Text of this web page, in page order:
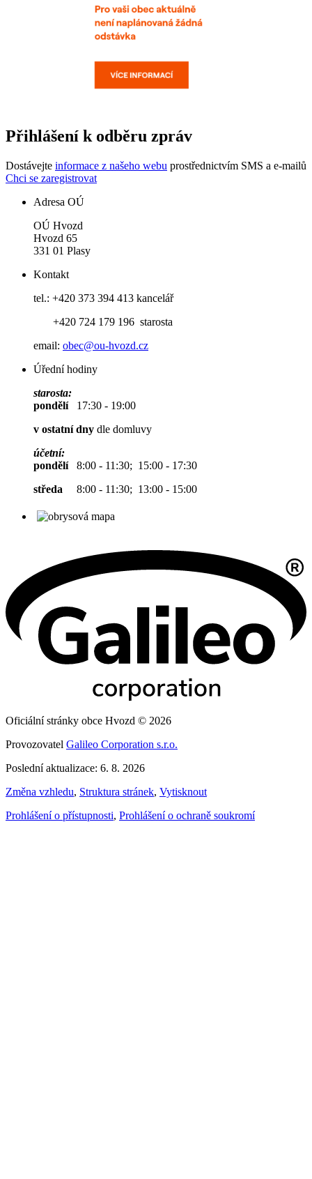
Přihlášení k odběru zpráv
Dostávejte informace z našeho webu prostřednictvím SMS a e-mailů
Chci se zaregistrovat
Adresa OÚ
OÚ Hvozd
Hvozd 65
331 01 Plasy
Kontakt
tel.: +420 373 394 413 kancelář
+420 724 179 196 starosta
email: obec@ou-hvozd.cz
Úřední hodiny
starosta:
pondělí 17:30 - 19:00
v ostatní dny dle domluvy
účetní:
pondělí 8:00 - 11:30; 15:00 - 17:30
středa 8:00 - 11:30; 13:00 - 15:00
Oficiální stránky obce Hvozd © 2026
Provozovatel Galileo Corporation s.r.o.
Poslední aktualizace: 6. 8. 2026
Změna vzhledu, Struktura stránek, Vytisknout
Prohlášení o přístupnosti, Prohlášení o ochraně soukromí